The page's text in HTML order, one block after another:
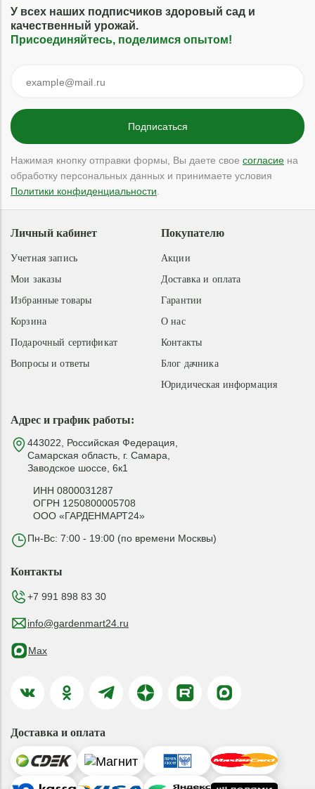
У всех наших подписчиков здоровый сад и
качественный урожай.
Присоединяйтесь, поделимся опытом!
Нажимая кнопку отправки формы, Вы даете свое согласие на
обработку персональных данных и принимаете условия
Политики конфиденциальности
Адрес и график работы:
443022, Российская Федерация,
Самарская область, г. Самара,
Заводское шоссе, 6к1
ИНН 0800031287
ОГРН 1250800005708
ООО «ГАРДЕНМАРТ24»
Пн-Вс: 7:00 - 19:00 (по времени Москвы)
Покупателю
Акции
Доставка и оплата
Гарантии
О нас
Контакты
Блог дачника
Юридическая информация
Личный кабинет
Учетная запись
Мои заказы
Избранные товары
Корзина
Подарочный сертификат
Вопросы и ответы
Контакты
+7 991 898 83 30
info@gardenmart24.ru
Max
Доставка и оплата